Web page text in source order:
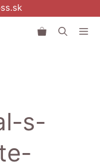
s-